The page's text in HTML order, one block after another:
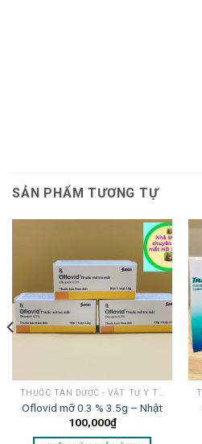
SẢN PHẨM TƯƠNG TỰ
THUỐC TÂN DƯỢC - VẬT TƯ Y TẾ MẮT
Oflovid mỡ 0.3 % 3.5g – Nhật
100,000₫